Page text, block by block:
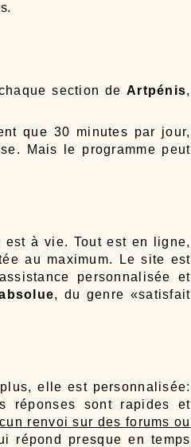
section deArtpénis,
que 30 minutes par jour,
Mais le programme peut
est à vie. Tout est en ligne,
au maximum. Le site est
personnalisée et
, du genre «satisfait
elle est personnalisée:
réponses sont rapides et
renvoi sur des forums ou
répond presque en temps